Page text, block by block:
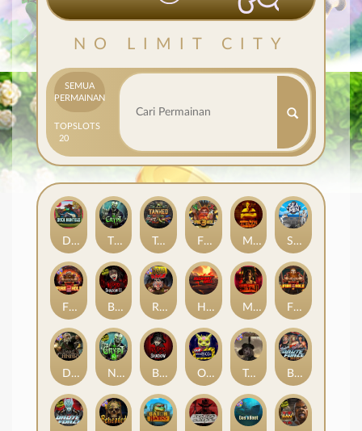
NO LIMIT CITY
SEMUA
PERMAINAN
TOP
20
SLOTS
Seamen
Duck Hunters Fire in the Hole 3
Highway to Hell Mental 2
Blood & Shadow
Blood & Shadow 2
Mental
The Crypt
Outsourced Brute Force: Alien Onslaught
Nexus The Crypt Tombstone RIP
Fire in the Hole 2
Tanked
Fire In The Hole xBomb
Road Rage
Dead Canary